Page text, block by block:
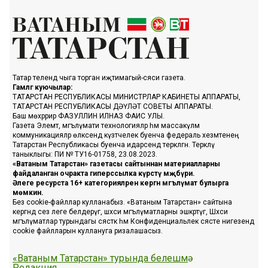
Татар телендә чыга торган иҗтимагый-сәяси газета.
Гамәлгә куючылар:
ТАТАРСТАН РЕСПУБЛИКАСЫ МИНИСТРЛАР КАБИНЕТЫ АППАРАТЫ,
ТАТАРСТАН РЕСПУБЛИКАСЫ ДӘҮЛӘТ СОВЕТЫ АППАРАТЫ.
Баш мөхәррир ФАЗУЛЛИН ИЛНАЗ ФАИС УЛЫ.
Газета Элемтә, мәгълүмати технологияләр һәм массакүләм
коммуникацияләр өлкәсендә күзәтчелек буенча федераль хезмәтенең
Татарстан Республикасы буенча идарәсендә теркәлгән. Теркәлү
таныклыгы: ПИ № ТУ16-01758, 23.08.2023.
«Ватаным Татарстан» газетасы сайтыннан материалларны
файдаланган очракта гиперссылка күрсәтү мәҗбүри.
Әлеге ресурста 16+ категорияләренә кергән мәгълүмат булырга
мөмкин.
Без cookie-файллар кулланабыз. «Ватаным Татарстан» сайтына
кергәндә сез әлеге белдерүгә, шәхси мәгълүматларны эшкәртүгә, Шәхси
мәгълүматлар турындагы сәясәткә һәм Конфиденциальлек сәясәте нигезендә
cookie файлларын куллануга ризалашасыз.
«Ватаным Татарстан» турында белешмә